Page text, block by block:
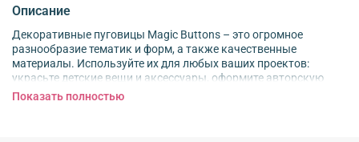
Описание
Декоративные пуговицы Magic Buttons – это огромное
разнообразие тематик и форм, а также качественные
материалы. Используйте их для любых ваших проектов:
украсьте детские вещи и аксессуары, оформите авторскую
открытку, обложку, блокнот в технике скрапбукинга; создайте
Показать полностью